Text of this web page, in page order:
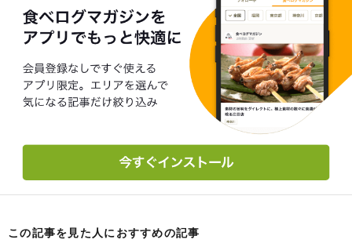
この記事を見た人におすすめの記事